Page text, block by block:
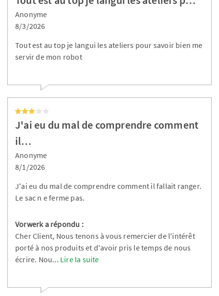
Anonyme
8/3/2026
Tout est au top je langui les ateliers pour savoir bien me
servir de mon robot
J'ai eu du mal de comprendre comment
il…
Anonyme
8/1/2026
J'ai eu du mal de comprendre comment il fallait ranger.
Le sac n e ferme pas.
Vorwerk a répondu :
Cher Client, Nous tenons à vous remercier de l'intérêt
porté à nos produits et d'avoir pris le temps de nous
écrire. Nou... Lire la suite